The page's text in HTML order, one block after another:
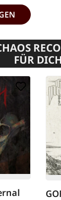
FÜR DICH